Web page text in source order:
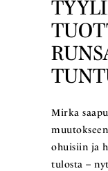
Mirka
ohuisiin ja
tulosta –